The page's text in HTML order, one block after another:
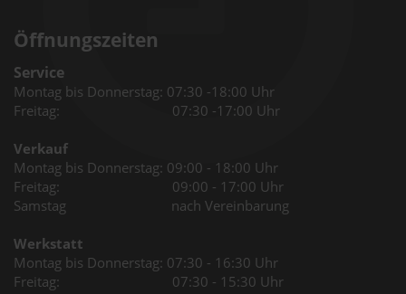
Öffnungszeiten
Service
Montag bis Donnerstag: 07:30 -18:00 Uhr
Freitag: 07:30 -17:00 Uhr
Verkauf
Montag bis Donnerstag: 09:00 - 18:00 Uhr
Freitag: 09:00 - 17:00 Uhr
Samstag nach Vereinbarung
Werkstatt
Montag bis Donnerstag: 07:30 - 16:30 Uhr
Freitag: 07:30 - 15:30 Uhr